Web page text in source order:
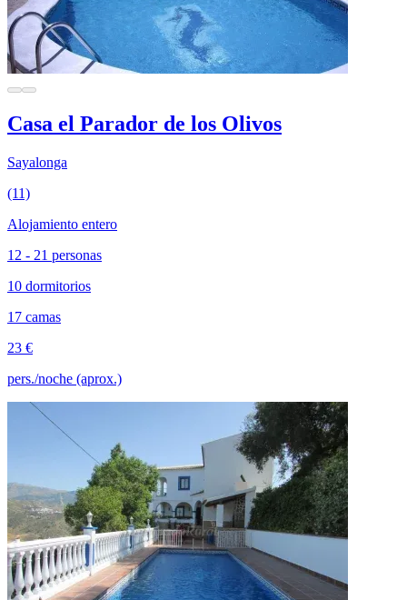
Casa el Parador de los Olivos
Sayalonga
(11)
Alojamiento entero
12 - 21 personas
10 dormitorios
17 camas
23 €
pers./noche (aprox.)